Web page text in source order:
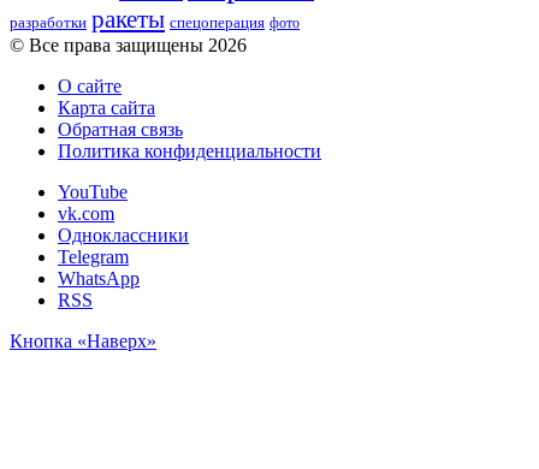
разработки ракеты спецоперация фото
© Все права защищены 2026
О сайте
Карта сайта
Обратная связь
Политика конфиденциальности
YouTube
vk.com
Одноклассники
Telegram
WhatsApp
RSS
Кнопка «Наверх»